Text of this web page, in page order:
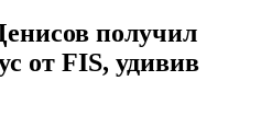
получил
от FIS, удивив